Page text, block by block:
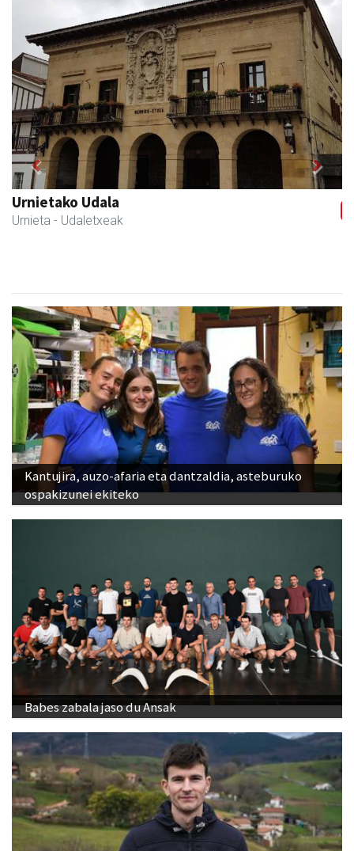
Magale Ikastetxea
Urnieta - Hezkuntza
Previous Next
Kantujira, auzo-afaria eta dantzaldia, asteburuko
ospakizunei ekiteko
Babes zabala jaso du Ansak